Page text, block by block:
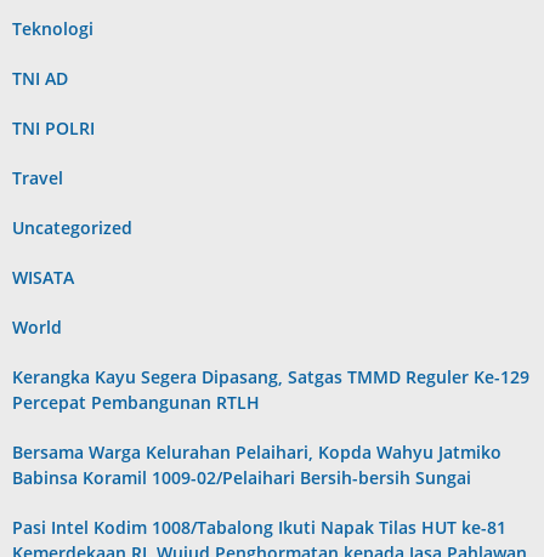
Teknologi
TNI AD
TNI POLRI
Travel
Uncategorized
WISATA
World
Kerangka Kayu Segera Dipasang, Satgas TMMD Reguler Ke-129
Percepat Pembangunan RTLH
Bersama Warga Kelurahan Pelaihari, Kopda Wahyu Jatmiko
Babinsa Koramil 1009-02/Pelaihari Bersih-bersih Sungai
Pasi Intel Kodim 1008/Tabalong Ikuti Napak Tilas HUT ke-81